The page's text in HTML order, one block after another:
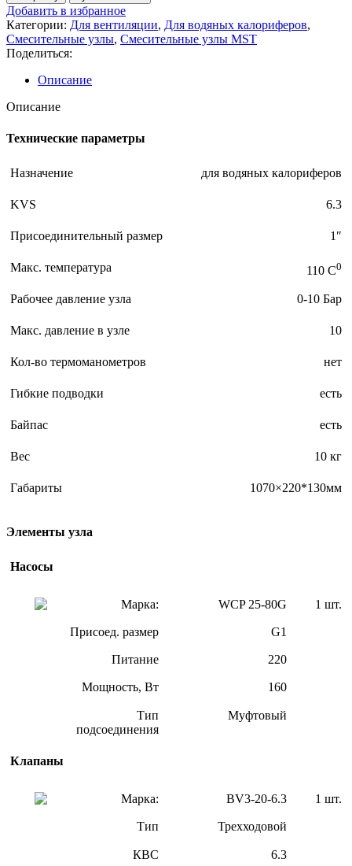
Добавить в избранное
Категории: Для вентиляции, Для водяных калориферов,
Смесительные узлы, Смесительные узлы MST
Поделиться:
Описание
Описание
Технические параметры
Назначение для водяных калориферов
KVS 6.3
Присоединительный размер 1″
Макс. температура 110 C0
Рабочее давление узла 0-10 Бар
Макс. давление в узле 10
Кол-во термоманометров нет
Гибкие подводки есть
Байпас есть
Вес 10 кг
Габариты 1070×220*130мм
Элементы узла
Насосы
Марка: WCP 25-80G 1 шт.
Присоед. размер G1
Питание 220
Мощность, Вт 160
Тип
подсоединения
Муфтовый
Клапаны
Марка: BV3-20-6.3 1 шт.
Тип Трехходовой
КВС 6.3